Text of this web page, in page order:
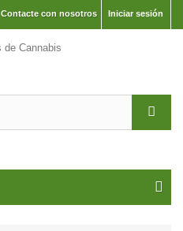
Iniciar sesión
Contacte con nosotros